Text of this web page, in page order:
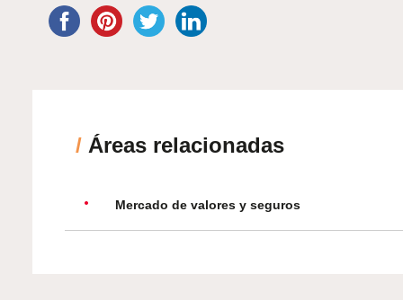
/ Áreas relacionadas
Mercado de valores y seguros